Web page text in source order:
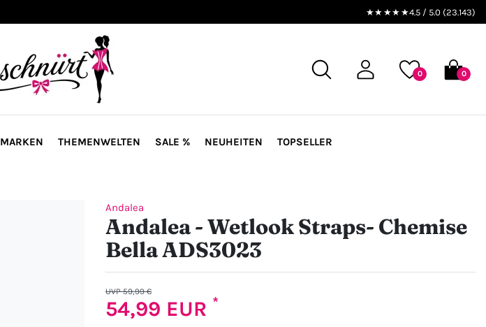
★★★★★4.5 / 5.0 (23.143)
0 0
MARKEN THEMENWELTEN SALE % NEUHEITEN TOPSELLER
Andalea
Andalea - Wetlook Straps- Chemise
Bella ADS3023
UVP 59,99 €
54,99 EUR *